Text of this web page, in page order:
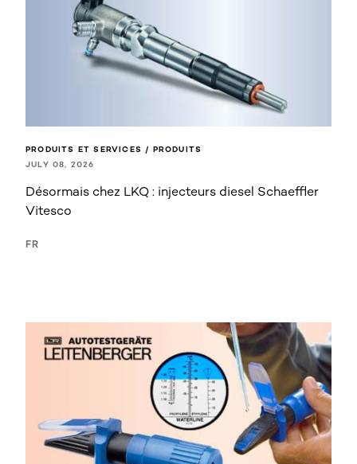
PRODUITS ET SERVICES / PRODUITS
JULY 08, 2026
Désormais chez LKQ : injecteurs diesel Schaeffler
Vitesco
FR